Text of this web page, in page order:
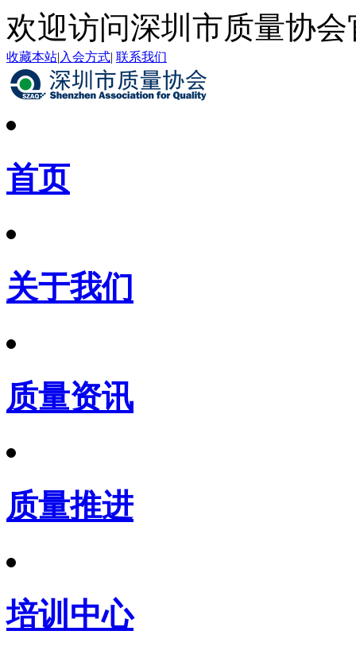
欢迎访问深圳市质量协会
收藏本站| 入会方式| 联系我们
首页
关于我们
质量资讯
质量推进
培训中心